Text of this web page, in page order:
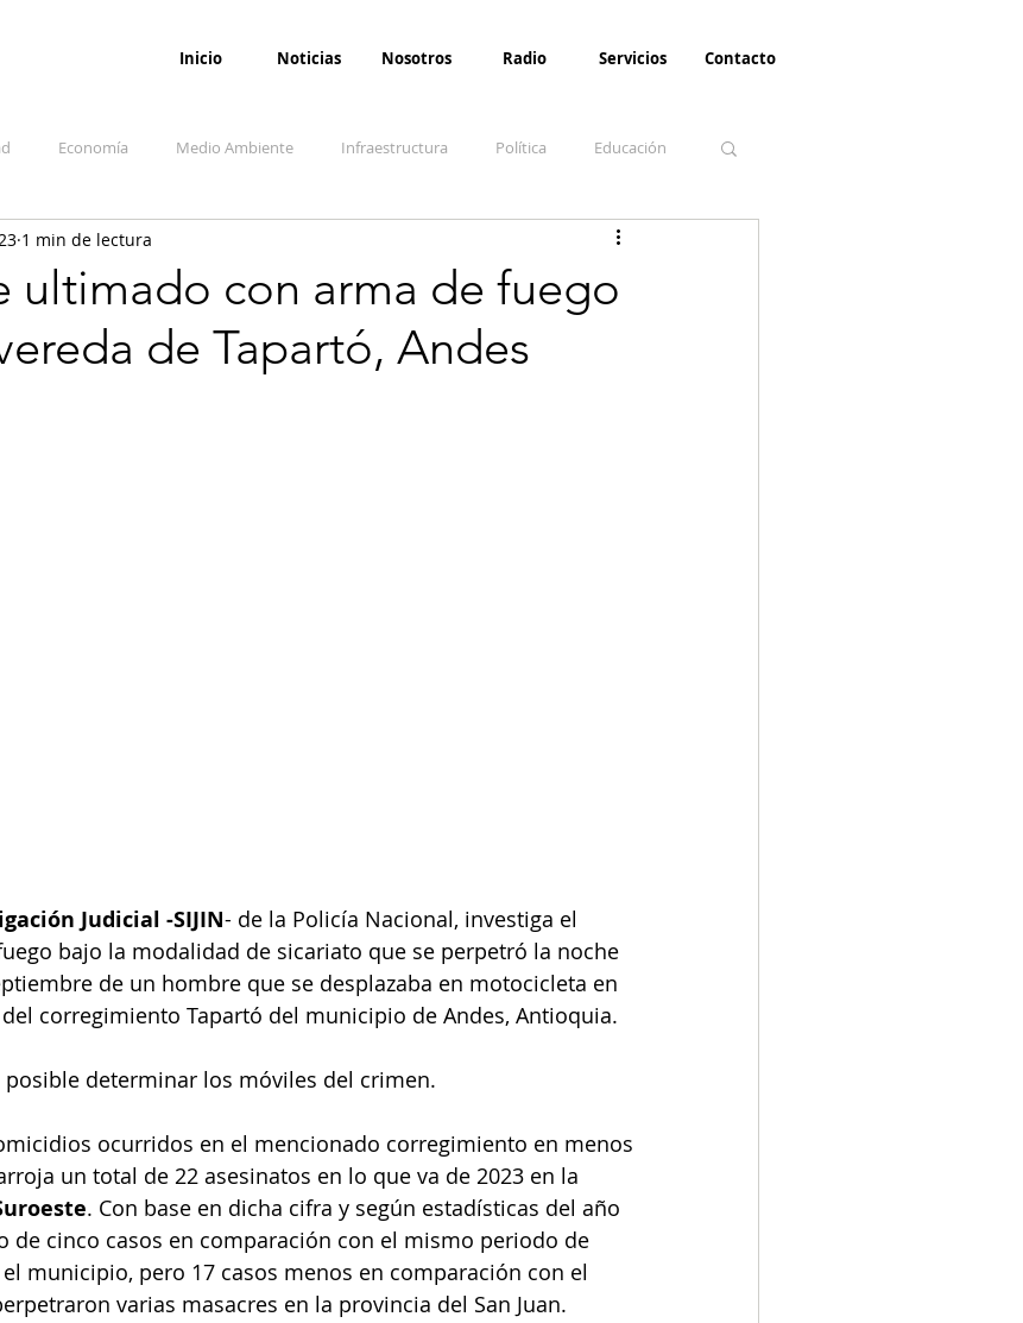
Inicio Noticias Nosotros Radio Servicios Contacto
Economía Medio Ambiente Infraestructura Política Educación
Salud Opinión Paz
Denuncia Ciudadana Conflicto armado interno
ultimado con arma de fuego
de Tapartó, Andes
1 min de lectura
Judicial -SIJIN- de la Policía Nacional, investiga el
bajo la modalidad de sicariato que se perpetró la noche
de un hombre que se desplazaba en motocicleta en
corregimiento Tapartó del municipio de Andes, Antioquia.
posible determinar los móviles del crimen.
ocurridos en el mencionado corregimiento en menos
un total de 22 asesinatos en lo que va de 2023 en la
. Con base en dicha cifra y según estadísticas del año
de cinco casos en comparación con el mismo periodo de
municipio, pero 17 casos menos en comparación con el
varias masacres en la provincia del San Juan.